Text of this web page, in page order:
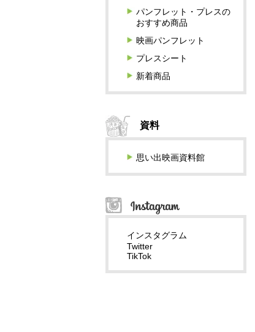
パンフレット・プレスの
おすすめ商品
映画パンフレット
プレスシート
新着商品
資料
思い出映画資料館
インスタグラム
Twitter
TikTok